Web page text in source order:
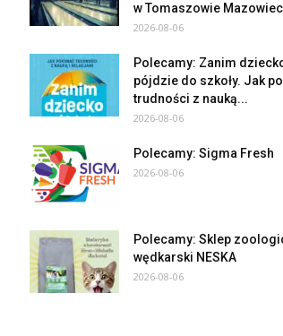
w Tomaszowie
2026-08-06
Polecamy: Zanim
pójdzie do szkoły. Jak
trudności z nauką...
2026-08-06
Polecamy: Sigma Fresh
2026-08-06
Polecamy: Sklep
wędkarski NESKA
2026-08-06